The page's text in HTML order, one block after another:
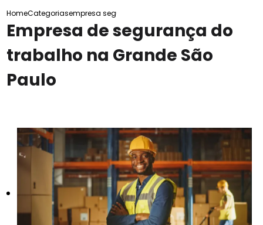
HomeCategoriasempresa seguranca do trabalho grande sao paulo
Empresa de segurança do
trabalho na Grande São
Paulo